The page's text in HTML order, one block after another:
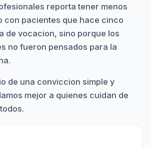
reporta tener menos
con pacientes que hace cinco
de vocacion, sino porque los
no fueron pensados para la
de una conviccion simple y
mejor a quienes cuidan de